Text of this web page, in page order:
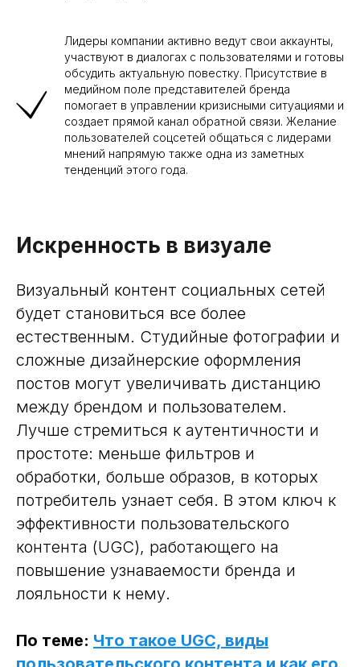
Лидеры компании активно ведут свои аккаунты,
участвуют в диалогах с пользователями и готовы
обсудить актуальную повестку. Присутствие в
медийном поле представителей бренда
помогает в управлении кризисными ситуациями и
создает прямой канал обратной связи. Желание
пользователей соцсетей общаться с лидерами
мнений напрямую также одна из заметных
тенденций этого года.
Искренность в визуале
Визуальный контент социальных сетей
будет становиться все более
естественным. Студийные фотографии и
сложные дизайнерские оформления
постов могут увеличивать дистанцию
между брендом и пользователем.
Лучше стремиться к аутентичности и
простоте: меньше фильтров и
обработки, больше образов, в которых
потребитель узнает себя. В этом ключ к
эффективности пользовательского
контента (UGC), работающего на
повышение узнаваемости бренда и
лояльности к нему.
По теме: Что такое UGC, виды